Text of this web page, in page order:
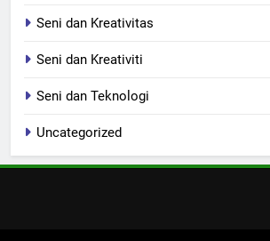
Seni dan Kreativitas
Seni dan Kreativiti
Seni dan Teknologi
Uncategorized